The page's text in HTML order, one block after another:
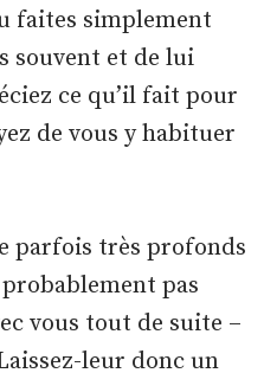
faites simplement
souvent et de lui
ce qu’il fait pour
de vous y habituer
parfois très profonds
pas
vous tout de suite –
leur donc un